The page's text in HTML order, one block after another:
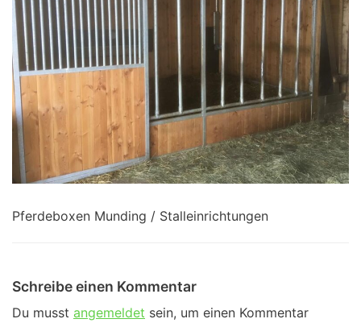
Pferdeboxen Munding / Stalleinrichtungen
Schreibe einen Kommentar
Du musst angemeldet sein, um einen Kommentar